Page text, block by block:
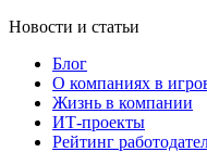
Новости и статьи
Блог
О компаниях в
Жизнь в компании
ИТ-проекты
Рейтинг